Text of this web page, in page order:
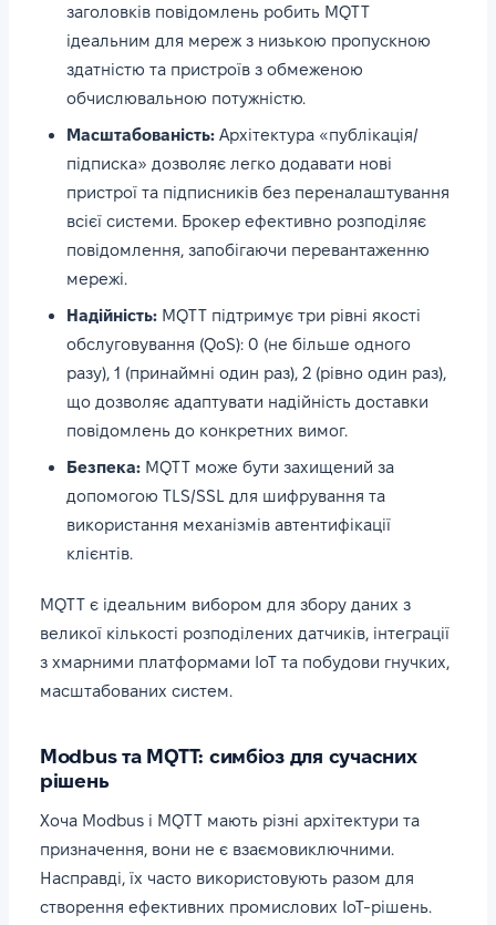
заголовків повідомлень робить MQTT
ідеальним для мереж з низькою пропускною
здатністю та пристроїв з обмеженою
обчислювальною потужністю.
Масштабованість: Архітектура «публікація/
підписка» дозволяє легко додавати нові
пристрої та підписників без переналаштування
всієї системи. Брокер ефективно розподіляє
повідомлення, запобігаючи перевантаженню
мережі.
Надійність: MQTT підтримує три рівні якості
обслуговування (QoS): 0 (не більше одного
разу), 1 (принаймні один раз), 2 (рівно один раз),
що дозволяє адаптувати надійність доставки
повідомлень до конкретних вимог.
Безпека: MQTT може бути захищений за
допомогою TLS/SSL для шифрування та
використання механізмів автентифікації
клієнтів.
MQTT є ідеальним вибором для збору даних з
великої кількості розподілених датчиків, інтеграції
з хмарними платформами IoT та побудови гнучких,
масштабованих систем.
Modbus та MQTT: симбіоз для сучасних
рішень
Хоча Modbus і MQTT мають різні архітектури та
призначення, вони не є взаємовиключними.
Насправді, їх часто використовують разом для
створення ефективних промислових IoT-рішень.